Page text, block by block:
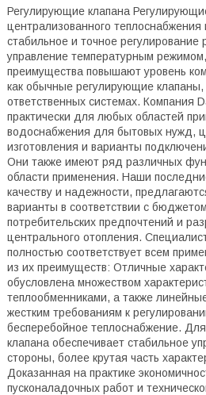
Регулирующие клапана
централизованного
стабильное и точное
управление температурным
преимущества повышают уровень
как обычные регулирующие
ответственных системах. Компания
практически для любых областей
водоснабжения для бытовых нужд,
изготовления и варианты
Они также имеют ряд различных
области применения. Наши
качеству и надежности,
варианты в соответствии с
потребительских предпочтений и
центрального отопления.
полностью соответствует всем
из их преимуществ: Отличные
обусловлена множеством
теплообменниками, а также
жестким требованиям к
бесперебойное теплоснабжение.
клапана обеспечивает стабильное
стороны, более крутая часть
Доказанная на практике
пусконаладочных работ и